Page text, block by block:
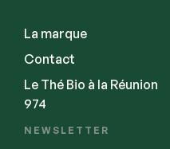
La marque
Contact
Le Thé Bio à la Réunion
974
NEWSLETTER